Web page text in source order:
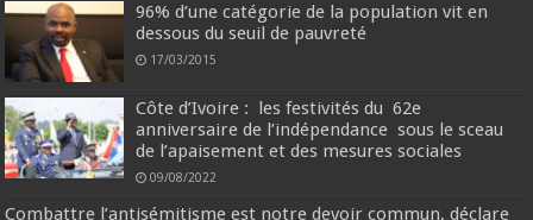
96% d’une catégorie de la population vit en
dessous du seuil de pauvreté
17/03/2015
Côte d’Ivoire : les festivités du 62e
anniversaire de l’indépendance sous le sceau
de l’apaisement et des mesures sociales
09/08/2022
Combattre l’antisémitisme est notre devoir commun, déclare